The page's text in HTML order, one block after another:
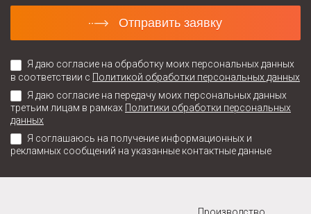
Отправить заявку
Я даю согласие на обработку моих персональных данных
в соответствии с Политикой обработки персональных данных
Я даю согласие на передачу моих персональных данных
третьим лицам в рамках Политики обработки персональных
данных
Я соглашаюсь на получение информационных и
рекламных сообщений на указанные контактные данные